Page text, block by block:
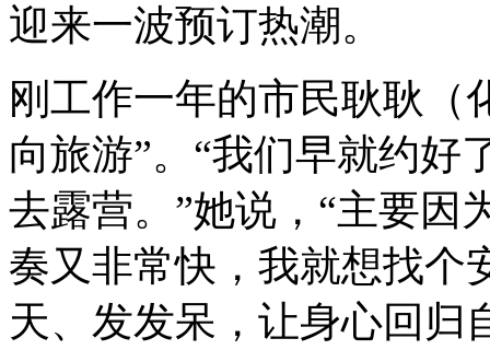
迎来一波预订热潮。
刚工作一年的市民耿耿（
向旅游”。“我们早就约好
去露营。”她说，“主要因
奏又非常快，我就想找个
天、发发呆，让身心回归